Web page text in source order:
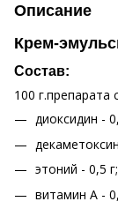
Описание
Крем-
Состав:
100
диоксидин -
этоний - 0,5 г;
витамин А -